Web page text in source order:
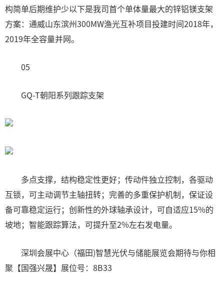
构简单后期维护少以下是我司首个单体量最大的锌铝镁支架
方案：通威山东滨州300MW渔光互补项目投建时间2018年，
2019年全容量并网。
05
GQ-T朝阳系列跟踪支架
多点支撑，结构稳定性更好；传动件独立控制，各驱动
互锁，可主动调节主轴扭转；完善的多重保护机制，保证设
备可靠稳定运行；创新性的外球轴承设计，可自适应15%的
坡地；智能跟踪算法，可提升至2%左右发电量。
深圳会展中心（福田)智慧光伏与储能展览会期待与你相
聚【国强兴晟】展位号：8B33